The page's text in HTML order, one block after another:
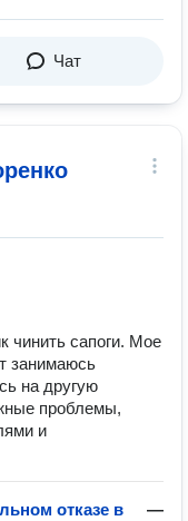
Чат
чинить сапоги. Мое
занимаюсь
на другую
проблемы,
и
отказе в
—